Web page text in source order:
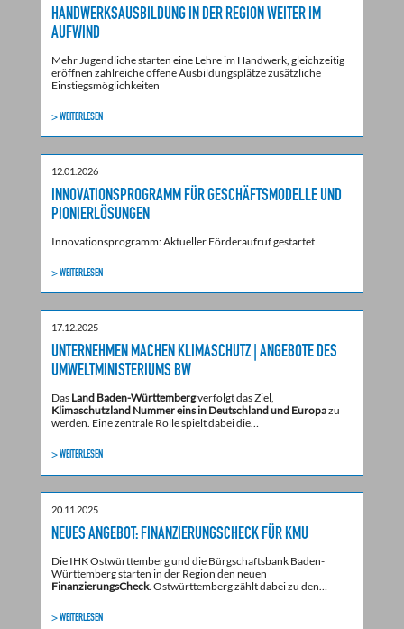
HANDWERKSAUSBILDUNG IN DER REGION WEITER IM
AUFWIND
Mehr Jugendliche starten eine Lehre im Handwerk, gleichzeitig
eröffnen zahlreiche offene Ausbildungsplätze zusätzliche
Einstiegsmöglichkeiten
> WEITERLESEN
12.01.2026
INNOVATIONSPROGRAMM FÜR GESCHÄFTSMODELLE UND
PIONIERLÖSUNGEN
Innovationsprogramm: Aktueller Förderaufruf gestartet
> WEITERLESEN
17.12.2025
UNTERNEHMEN MACHEN KLIMASCHUTZ | ANGEBOTE DES
UMWELTMINISTERIUMS BW
Das Land Baden-Württembergverfolgt das Ziel,
Klimaschutzland Nummer eins in Deutschland und Europazu
werden. Eine zentrale Rolle spielt dabei die…
> WEITERLESEN
20.11.2025
NEUES ANGEBOT: FINANZIERUNGSCHECK FÜR KMU
Die IHK Ostwürttemberg und die Bürgschaftsbank Baden-
Württemberg starten in der Region den neuen
FinanzierungsCheck. Ostwürttemberg zählt dabei zu den…
> WEITERLESEN